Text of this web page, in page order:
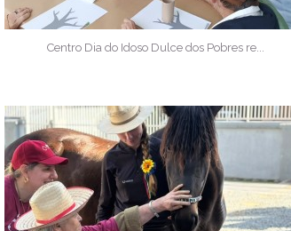
Centro Dia do Idoso Dulce dos Pobres re...